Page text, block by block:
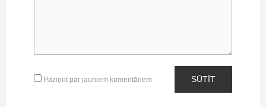
Paziņot par jauniem komentāriem SŪTĪT